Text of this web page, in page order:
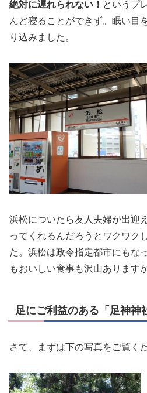
絶対に遅れられない！ というプ
んど寝ることができず。眠い目
り込みました。
浜松についたら友人夫婦が出迎
ってくれるんだろうとワクワク
た。浜松は政令指定都市にもな
もおいしい食事も沢山あります
足にご利益のある「足神神
さて、まずは下の写真をご覧く